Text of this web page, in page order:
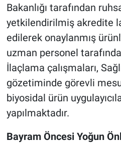
Bakanlığı tarafından
yetkilendirilmiş akredite
edilerek onaylanmış
uzman personel
İlaçlama çalışmaları,
gözetiminde görevli
biyosidal ürün
yapılmaktadır.
Bayram Öncesi Yoğun